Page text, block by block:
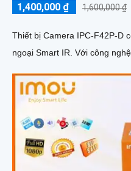
1,400,000 ₫ 1,600,000 ₫
Thiết bị Camera IPC-F42P-D
ngoại Smart IR. Với